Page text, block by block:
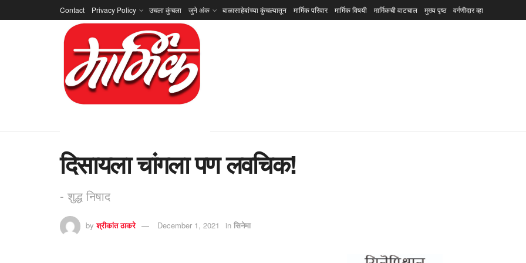
Contact Privacy Policy उचला कुंचला जुने अंक बाळासाहेबांच्या कुंचल्यातून मार्मिक परिवार मार्मिक विषयी मार्मिकची वाटचाल मुख्य पृष्ठ वर्गणीदार व्हा
दिसायला चांगला पण लवचिक!
- शुद्ध निषाद
by श्रीकांत ठाकरे December 1, 2021 in सिनेमा